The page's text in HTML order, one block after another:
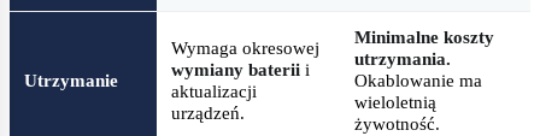
Utrzymanie
Wymaga okresowej
wymiany baterii i
aktualizacji
urządzeń.
Minimalne koszty
utrzymania.
Okablowanie ma
wieloletnią
żywotność.